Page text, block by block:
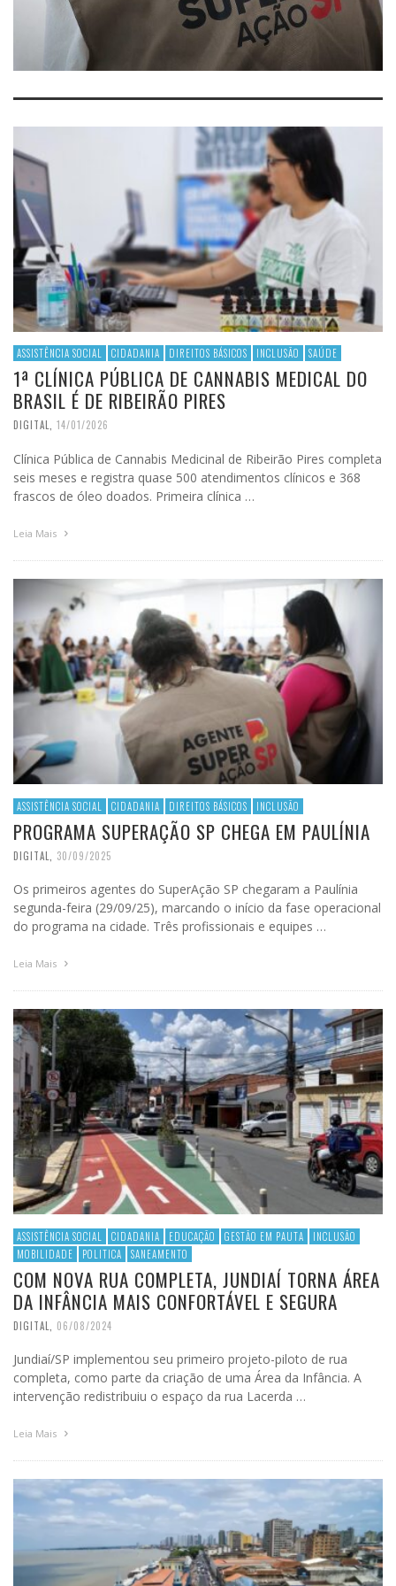
ASSISTÊNCIA SOCIAL CIDADANIA DIREITOS BÁSICOS INCLUSÃO SAÚDE
1ª CLÍNICA PÚBLICA DE CANNABIS MEDICAL DO
BRASIL É DE RIBEIRÃO PIRES
DIGITAL, 14/01/2026
Clínica Pública de Cannabis Medicinal de Ribeirão Pires completa
seis meses e registra quase 500 atendimentos clínicos e 368
frascos de óleo doados. Primeira clínica …
Leia Mais
ASSISTÊNCIA SOCIAL CIDADANIA DIREITOS BÁSICOS INCLUSÃO
PROGRAMA SUPERAÇÃO SP CHEGA EM PAULÍNIA
DIGITAL 30/09/2025
Os primeiros agentes do SuperAção SP chegaram a Paulínia
segunda-feira (29/09/25), marcando o início da fase operacional
do programa na cidade. Três profissionais e equipes …
Leia Mais
ASSISTÊNCIA SOCIAL CIDADANIA EDUCAÇÃO GESTÃO EM PAUTA
INCLUSÃO
MOBILIDADE
POLITICA SANEAMENTO
COM NOVA RUA COMPLETA, JUNDIAÍ TORNA ÁREA
DA INFÂNCIA MAIS CONFORTÁVEL E SEGURA
DIGITAL 06/08/2024
Jundiaí/SP implementou seu primeiro projeto-piloto de rua
completa, como parte da criação de uma Área da Infância. A
intervenção redistribuiu o espaço da rua Lacerda …
Leia Mais